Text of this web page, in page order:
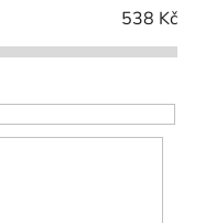
538 Kč